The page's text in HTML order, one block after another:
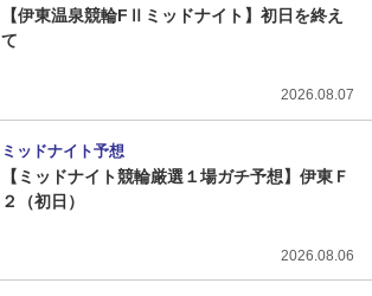
【伊東温泉競輪FⅡミッドナイト】初日を終え
て
2026.08.07
ミッドナイト予想
【ミッドナイト競輪厳選１場ガチ予想】伊東Ｆ
２（初日）
2026.08.06